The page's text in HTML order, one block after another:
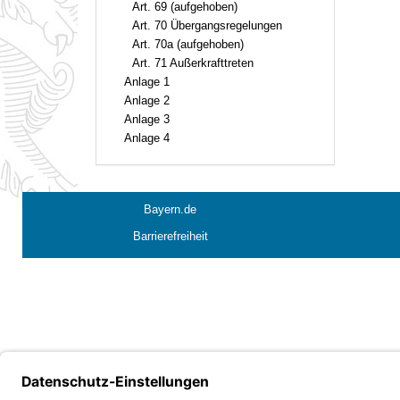
Art. 69 (aufgehoben)
Art. 70 Übergangsregelungen
Art. 70a (aufgehoben)
Art. 71 Außerkrafttreten
Anlage 1
Anlage 2
Anlage 3
Anlage 4
Bayern.de
Barrierefreiheit